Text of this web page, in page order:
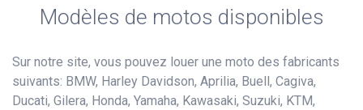
Modèles de motos disponibles
Sur notre site, vous pouvez louer une moto des fabricants
suivants: BMW, Harley Davidson, Aprilia, Buell, Cagiva,
Ducati, Gilera, Honda, Yamaha, Kawasaki, Suzuki, KTM,